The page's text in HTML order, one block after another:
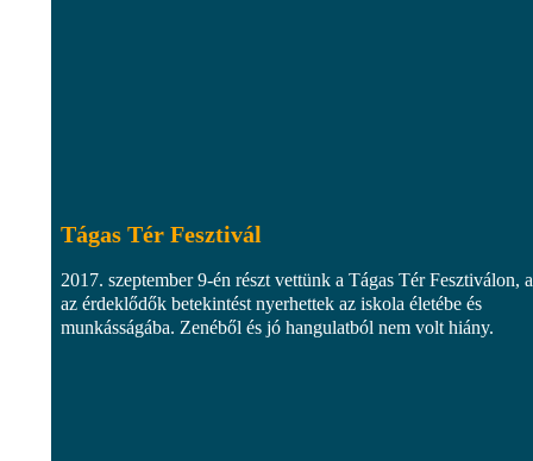
Tágas Tér Fesztivál
2017. szeptember 9-én részt vettünk a Tágas Tér Fesztiválon,
az érdeklődők betekintést nyerhettek az iskola életébe és
munkásságába. Zenéből és jó hangulatból nem volt hiány.